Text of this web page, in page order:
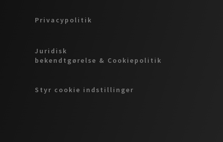
Privacypolitik
Juridisk
bekendtgørelse & Cookiepolitik
Styr cookie indstillinger